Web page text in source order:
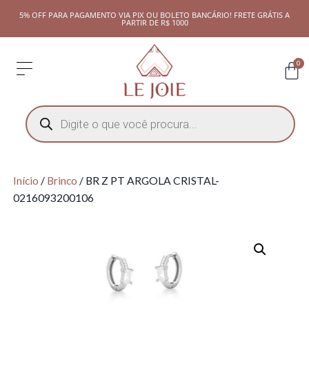
5% OFF PARA PAGAMENTO VIA PIX OU BOLETO BANCÁRIO! FRETE GRÁTIS A
PARTIR DE R$ 1000
0
Início / Brinco / BR Z PT ARGOLA CRISTAL-
0216093200106